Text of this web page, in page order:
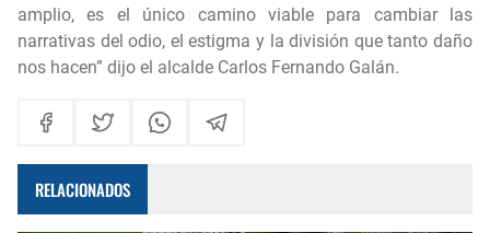
amplio, es el único camino viable para cambiar las
narrativas del odio, el estigma y la división que tanto daño
nos hacen” dijo el alcalde Carlos Fernando Galán.
RELACIONADOS